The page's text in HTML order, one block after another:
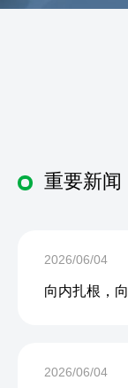
重要新闻
2026/06/04
2026/06/04